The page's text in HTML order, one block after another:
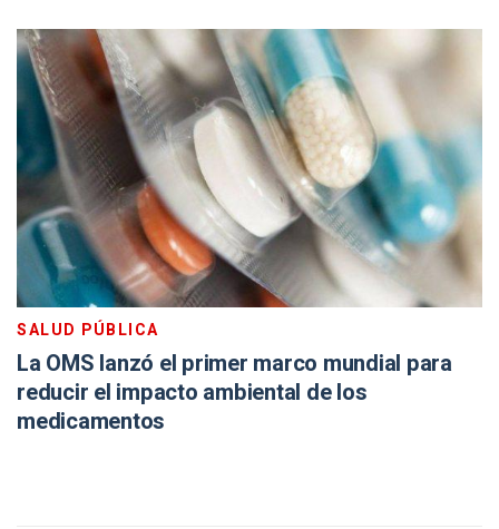
SALUD PÚBLICA
La OMS lanzó el primer marco mundial para
reducir el impacto ambiental de los
medicamentos